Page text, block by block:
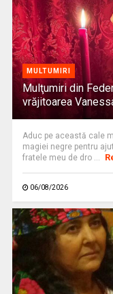
MULTUMIRI
Mulţumiri din
vrăjitoarea
Aduc pe această cale
magiei negre pentru
fratele meu de dro ...
06/08/2026